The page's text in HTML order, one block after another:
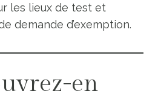
les lieux de test et
demande d’exemption.
en